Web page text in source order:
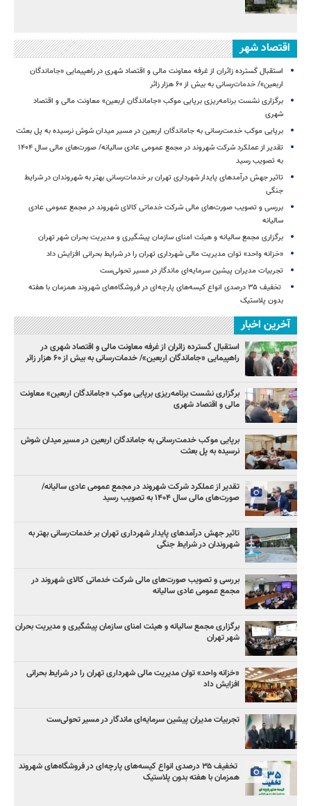
اقتصاد شهر
استقبال گسترده زائران از غرفه معاونت مالی و اقتصاد شهری در راهپیمایی «جاماندگان
اربعین»/ خدمات‌رسانی به بیش از ۶۰ هزار زائر
برگزاری نشست برنامه‌ریزی برپایی موکب «جاماندگان اربعین» معاونت مالی و اقتصاد
شهری
برپایی موکب خدمت‌رسانی به جاماندگان اربعین در مسیر میدان شوش نرسیده به پل بعثت
تقدیر از عملکرد شرکت شهروند در مجمع عمومی عادی سالیانه/ صورت‌های مالی سال ۱۴۰۴
به تصویب رسید
تاثیر جهش درآمدهای پایدار شهرداری تهران بر خدمات‌رسانی بهتر به شهروندان در شرایط
جنگی
بررسی و تصویب صورت‌های مالی شرکت خدماتی کالای شهروند در مجمع عمومی عادی
سالیانه
برگزاری مجمع سالیانه و هیئت امنای سازمان پیشگیری و مدیریت بحران شهر تهران
«خزانه واحد» توان مدیریت مالی شهرداری تهران را در شرایط بحرانی افزایش داد
تجربیات مدیران پیشین سرمایه‌ای ماندگار در مسیر تحولی‌ست
️ تخفیف ۳۵ درصدی انواع کیسه‌های پارچه‌ای در فروشگاه‌های شهروند همزمان با هفته
بدون پلاستیک
آخرین اخبار
استقبال گسترده زائران از غرفه معاونت مالی و اقتصاد شهری در
راهپیمایی «جاماندگان اربعین»/ خدمات‌رسانی به بیش از ۶۰ هزار زائر
برگزاری نشست برنامه‌ریزی برپایی موکب «جاماندگان اربعین» معاونت
مالی و اقتصاد شهری
برپایی موکب خدمت‌رسانی به جاماندگان اربعین در مسیر میدان شوش
نرسیده به پل بعثت
تقدیر از عملکرد شرکت شهروند در مجمع عمومی عادی سالیانه/
صورت‌های مالی سال ۱۴۰۴ به تصویب رسید
تاثیر جهش درآمدهای پایدار شهرداری تهران بر خدمات‌رسانی بهتر به
شهروندان در شرایط جنگی
بررسی و تصویب صورت‌های مالی شرکت خدماتی کالای شهروند در
مجمع عمومی عادی سالیانه
برگزاری مجمع سالیانه و هیئت امنای سازمان پیشگیری و مدیریت بحران
شهر تهران
«خزانه واحد» توان مدیریت مالی شهرداری تهران را در شرایط بحرانی
افزایش داد
تجربیات مدیران پیشین سرمایه‌ای ماندگار در مسیر تحولی‌ست
️ تخفیف ۳۵ درصدی انواع کیسه‌های پارچه‌ای در فروشگاه‌های شهروند
همزمان با هفته بدون پلاستیک